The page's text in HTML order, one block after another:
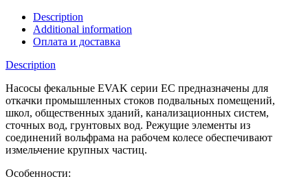
Description
Additional information
Оплата и доставка
Description
Насосы фекальные EVAK серии EC предназначены для
откачки промышленных стоков подвальных помещений,
школ, общественных зданий, канализационных систем,
сточных вод, грунтовых вод. Режущие элементы из
соединений вольфрама на рабочем колесе обеспечивают
измельчение крупных частиц.
Особенности: